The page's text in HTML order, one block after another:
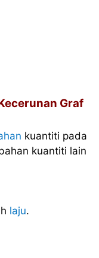
Graf
kuantiti pada
kuantiti lain
laju.